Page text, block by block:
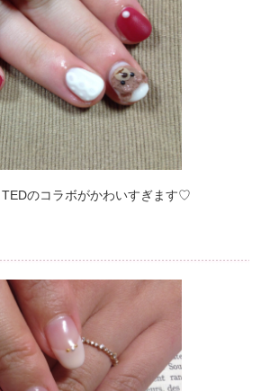
のコラボがかわいすぎます♡